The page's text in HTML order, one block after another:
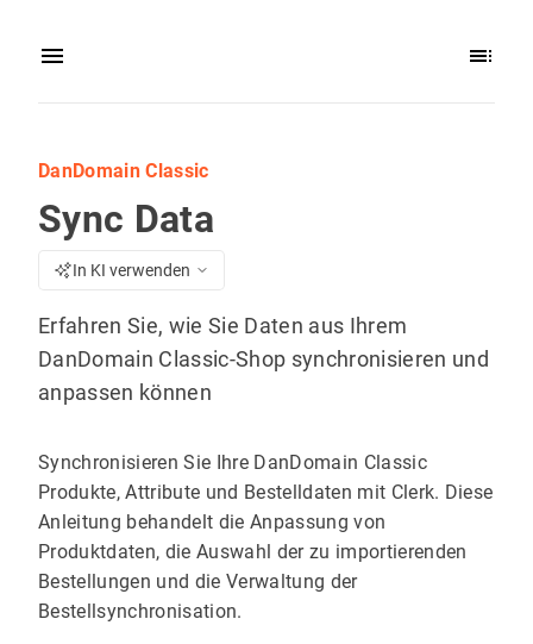
DanDomain Classic
Sync Data
In KI verwenden
Erfahren Sie, wie Sie Daten aus Ihrem
DanDomain Classic-Shop synchronisieren und
anpassen können
Synchronisieren Sie Ihre DanDomain Classic
Produkte, Attribute und Bestelldaten mit Clerk. Diese
Anleitung behandelt die Anpassung von
Produktdaten, die Auswahl der zu importierenden
Bestellungen und die Verwaltung der
Bestellsynchronisation.